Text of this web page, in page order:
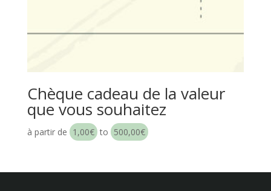
Chèque cadeau de la valeur
que vous souhaitez
à partir de 1,00€ to 500,00€